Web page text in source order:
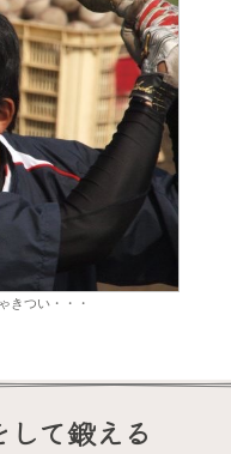
きつい・・・
て鍛える